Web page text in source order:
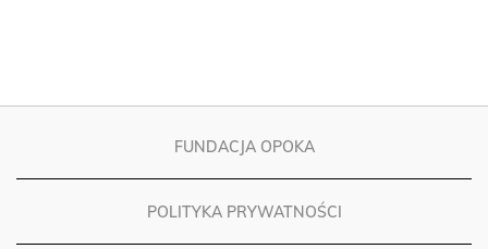
FUNDACJA OPOKA
POLITYKA PRYWATNOŚCI